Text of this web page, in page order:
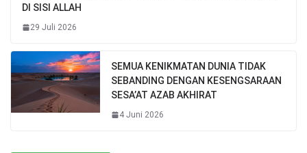
DI SISI ALLAH
29 Juli 2026
SEMUA KENIKMATAN DUNIA TIDAK
SEBANDING DENGAN KESENGSARAAN
SESA’AT AZAB AKHIRAT
4 Juni 2026